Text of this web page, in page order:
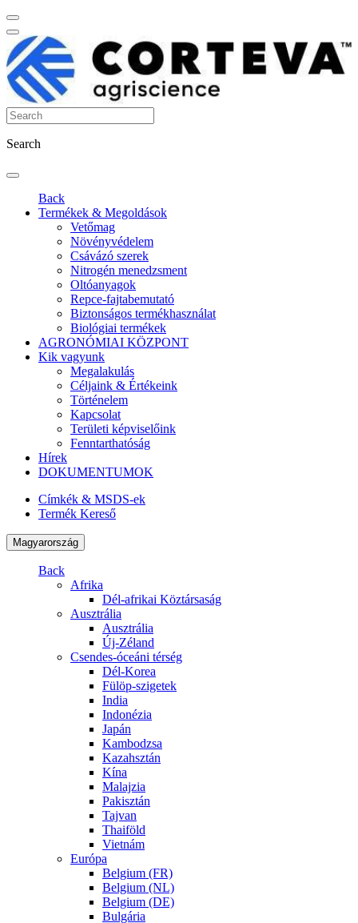
Search
Back
Termékek & Megoldások
Vetőmag
Növényvédelem
Csávázó szerek
Nitrogén menedzsment
Oltóanyagok
Repce-fajtabemutató
Biztonságos termékhasználat
Biológiai termékek
AGRONÓMIAI KÖZPONT
Kik vagyunk
Megalakulás
Céljaink & Értékeink
Történelem
Kapcsolat
Területi képviselőink
Fenntarthatóság
Hírek
DOKUMENTUMOK
Címkék & MSDS-ek
Termék Kereső
Magyarország
Back
Afrika
Dél-afrikai Köztársaság
Ausztrália
Ausztrália
Új-Zéland
Csendes-óceáni térség
Dél-Korea
Fülöp-szigetek
India
Indonézia
Japán
Kambodzsa
Kazahsztán
Kína
Malajzia
Pakisztán
Tajvan
Thaiföld
Vietnám
Európa
Belgium (FR)
Belgium (NL)
Belgium (DE)
Bulgária